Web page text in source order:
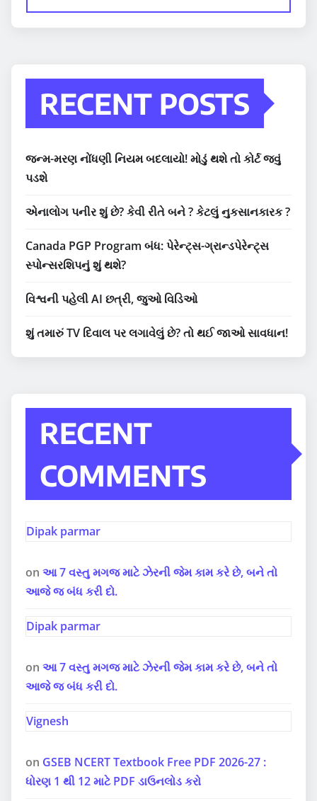
RECENT POSTS
જન્મ-મરણ નોંધણી નિયમ બદલાયો! મોડું થશે તો કોર્ટ જવું
પડશે
એનાલોગ પનીર શું છે? કેવી રીતે બને ? કેટલું નુકસાનકારક ?
Canada PGP Program બંધ: પેરેન્ટ્સ-ગ્રાન્ડપેરેન્ટ્સ
સ્પોન્સરશિપનું શું થશે?
વિશ્વની પહેલી AI છત્રી, જુઓ વિડિઓ
શું તમારું TV દિવાલ પર લગાવેલું છે? તો થઈ જાઓ સાવધાન!
RECENT
COMMENTS
Dipak parmar
on આ 7 વસ્તુ મગજ માટે ઝેરની જેમ કામ કરે છે, બને તો
આજે જ બંધ કરી દો.
Dipak parmar
on આ 7 વસ્તુ મગજ માટે ઝેરની જેમ કામ કરે છે, બને તો
આજે જ બંધ કરી દો.
Vignesh
on GSEB NCERT Textbook Free PDF 2026-27 :
ધોરણ 1 થી 12 માટે PDF ડાઉનલોડ કરો